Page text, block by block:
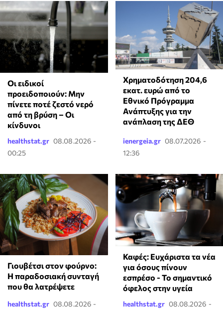
Οι ειδικοί
προειδοποιούν: Μην
πίνετε ποτέ ζεστό νερό
από τη βρύση – Οι
κίνδυνοι
healthstat.gr 08.08.2026 -
00:25
Χρηματοδότηση 204,6
εκατ. ευρώ από το
Εθνικό Πρόγραμμα
Ανάπτυξης για την
ανάπλαση της ΔΕΘ
ienergeia.gr 08.07.2026 -
12:36
Γιουβέτσι στον φούρνο:
Η παραδοσιακή συνταγή
που θα λατρέψετε
healthstat.gr 08.08.2026 -
Καφές: Ευχάριστα τα νέα
για όσους πίνουν
εσπρέσο - Το σημαντικό
όφελος στην υγεία
healthstat.gr 08.08.2026 -